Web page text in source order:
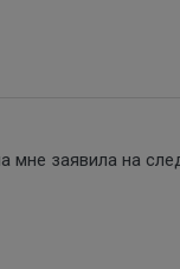
мне заявила на